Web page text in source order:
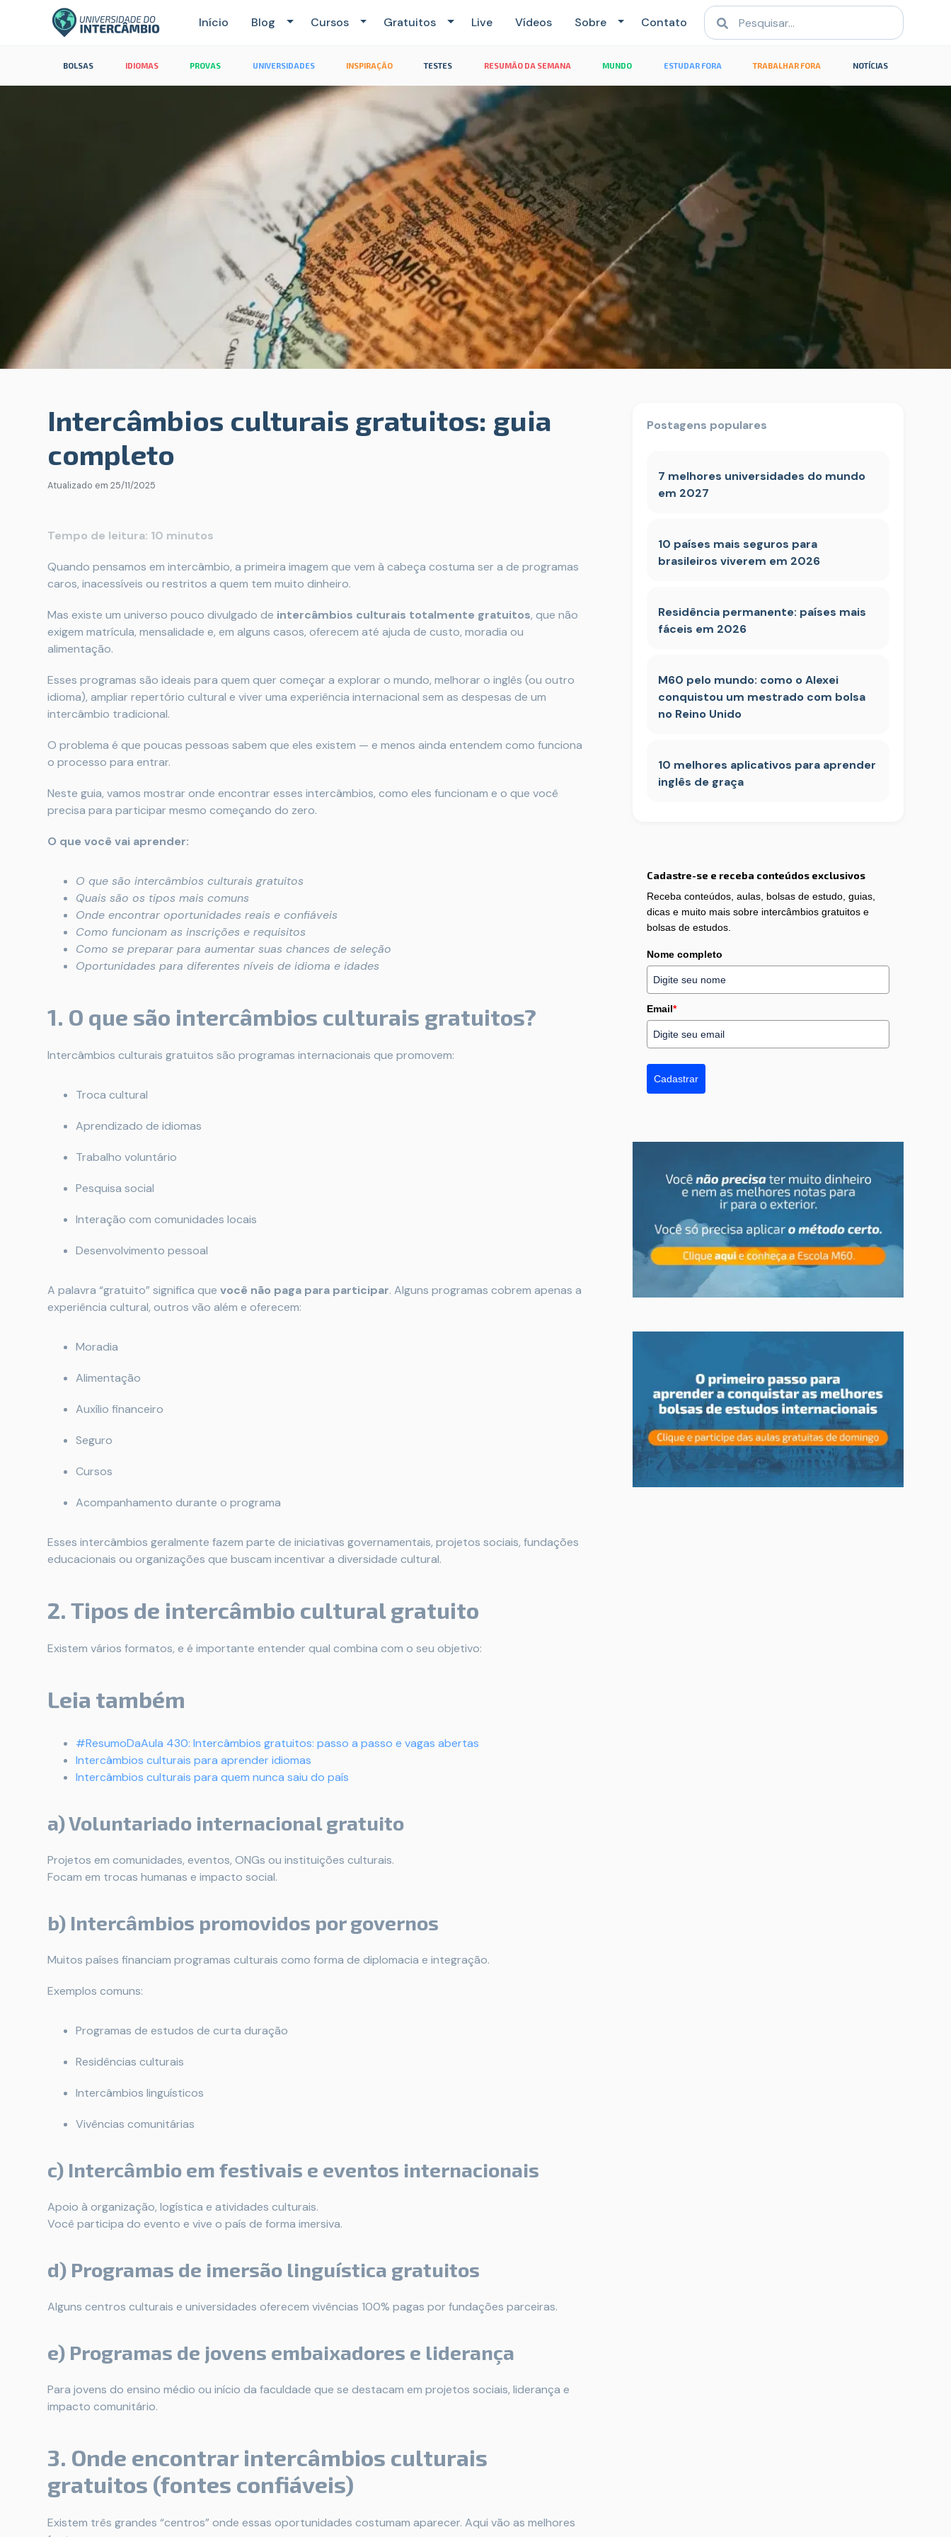
Início Blog Cursos Gratuitos Live Vídeos Sobre Contato
BOLSAS IDIOMAS PROVAS UNIVERSIDADES INSPIRAÇÃO TESTES RESUMÃO DA SEMANA MUNDO ESTUDAR FORA TRABALHAR FORA NOTÍCIAS
Intercâmbios culturais gratuitos: guia
completo
Atualizado em 25/11/2025
Tempo de leitura: 10 minutos
Quando pensamos em intercâmbio, a primeira imagem que vem à cabeça costuma ser a de programas
caros, inacessíveis ou restritos a quem tem muito dinheiro.
Mas existe um universo pouco divulgado de intercâmbios culturais totalmente gratuitos, que não
exigem matrícula, mensalidade e, em alguns casos, oferecem até ajuda de custo, moradia ou
alimentação.
Esses programas são ideais para quem quer começar a explorar o mundo, melhorar o inglês (ou outro
idioma), ampliar repertório cultural e viver uma experiência internacional sem as despesas de um
intercâmbio tradicional.
O problema é que poucas pessoas sabem que eles existem — e menos ainda entendem como funciona
o processo para entrar.
Neste guia, vamos mostrar onde encontrar esses intercâmbios, como eles funcionam e o que você
precisa para participar mesmo começando do zero.
O que você vai aprender:
O que são intercâmbios culturais gratuitos
Quais são os tipos mais comuns
Onde encontrar oportunidades reais e confiáveis
Como funcionam as inscrições e requisitos
Como se preparar para aumentar suas chances de seleção
Oportunidades para diferentes níveis de idioma e idades
1. O que são intercâmbios culturais gratuitos?
Intercâmbios culturais gratuitos são programas internacionais que promovem:
Troca cultural
Aprendizado de idiomas
Trabalho voluntário
Pesquisa social
Interação com comunidades locais
Desenvolvimento pessoal
A palavra “gratuito” significa que você não paga para participar. Alguns programas cobrem apenas a
experiência cultural, outros vão além e oferecem:
Moradia
Alimentação
Auxílio financeiro
Seguro
Cursos
Acompanhamento durante o programa
Esses intercâmbios geralmente fazem parte de iniciativas governamentais, projetos sociais, fundações
educacionais ou organizações que buscam incentivar a diversidade cultural.
2. Tipos de intercâmbio cultural gratuito
Existem vários formatos, e é importante entender qual combina com o seu objetivo:
Leia também
#ResumoDaAula 430: Intercâmbios gratuitos: passo a passo e vagas abertas
Intercâmbios culturais para aprender idiomas
Intercâmbios culturais para quem nunca saiu do país
a) Voluntariado internacional gratuito
Projetos em comunidades, eventos, ONGs ou instituições culturais.
Focam em trocas humanas e impacto social.
b) Intercâmbios promovidos por governos
Muitos países financiam programas culturais como forma de diplomacia e integração.
Exemplos comuns:
Programas de estudos de curta duração
Residências culturais
Intercâmbios linguísticos
Vivências comunitárias
c) Intercâmbio em festivais e eventos internacionais
Apoio à organização, logística e atividades culturais.
Você participa do evento e vive o país de forma imersiva.
d) Programas de imersão linguística gratuitos
Alguns centros culturais e universidades oferecem vivências 100% pagas por fundações parceiras.
e) Programas de jovens embaixadores e liderança
Para jovens do ensino médio ou início da faculdade que se destacam em projetos sociais, liderança e
impacto comunitário.
3. Onde encontrar intercâmbios culturais
gratuitos (fontes confiáveis)
Existem três grandes “centros” onde essas oportunidades costumam aparecer. Aqui vão as melhores
Postagens populares
7 melhores universidades do mundo
em 2027
10 países mais seguros para
brasileiros viverem em 2026
Residência permanente: países mais
fáceis em 2026
M60 pelo mundo: como o Alexei
conquistou um mestrado com bolsa
no Reino Unido
10 melhores aplicativos para aprender
inglês de graça
Cadastre-se e receba conteúdos exclusivos
Receba conteúdos, aulas, bolsas de estudo, guias,
dicas e muito mais sobre intercâmbios gratuitos e
bolsas de estudos.
Nome completo
Email*
Cadastrar